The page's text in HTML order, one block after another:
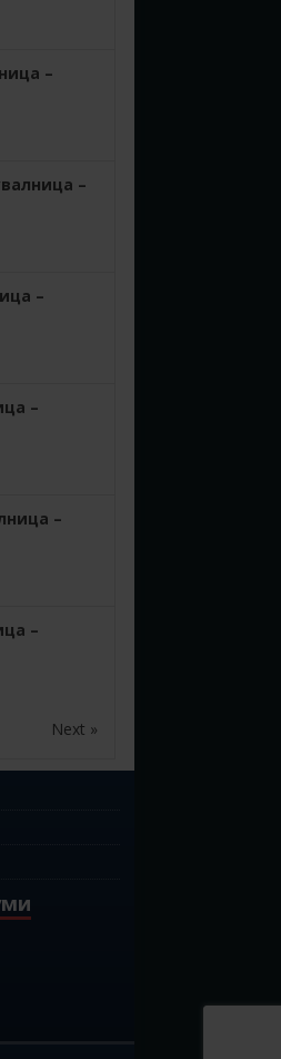
–
–
–
–
–
–
Next »